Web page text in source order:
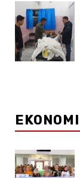
EKONOMI